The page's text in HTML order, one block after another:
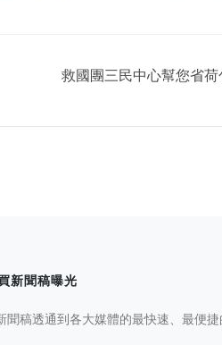
救國團三民中心幫您省
新聞稿曝光
聞稿透通到各大媒體的最快速、最便捷